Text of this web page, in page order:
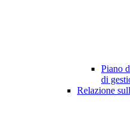
Piano
di
Relazione